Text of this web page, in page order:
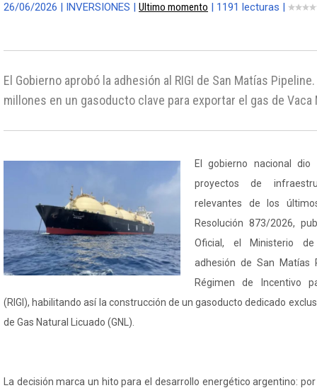
26/06/2026 | INVERSIONES | Ultimo momento | 1191 lecturas |
El Gobierno aprobó la adhesión al RIGI de San Matías
millones en un gasoducto clave para exportar el gas de Vaca
El gobierno nacional
proyectos de
relevantes de los
Resolución 873/2026,
Oficial, el Ministerio
adhesión de San Matías
Régimen de Incentivo
(RIGI), habilitando así la construcción de un gasoducto dedicado
de Gas Natural Licuado (GNL).
La decisión marca un hito para el desarrollo energético argentino: